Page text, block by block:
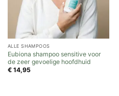
ALLE SHAMPOOS
Eubiona shampoo sensitive voor
de zeer gevoelige hoofdhuid
€14,95